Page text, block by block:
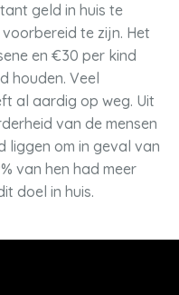
geld in huis te
te zijn. Het
en €30 per kind
houden. Veel
al aardig op weg. Uit
van de mensen
liggen om in geval van
van hen had meer
doel in huis.